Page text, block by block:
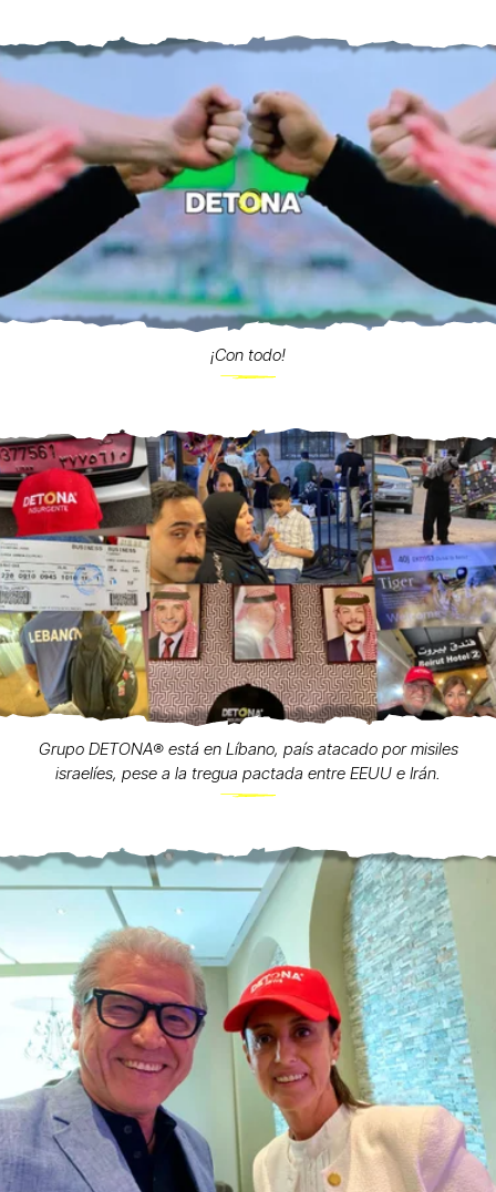
¡Con todo!
Grupo DETONA®️ está en Líbano, país atacado por misiles
israelíes, pese a la tregua pactada entre EEUU e Irán.